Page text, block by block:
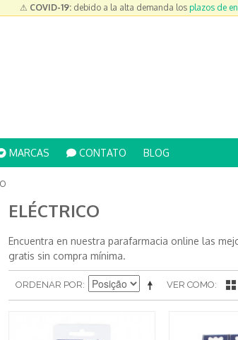
⚠ COVID-19: debido a la alta demanda los plazos de
MARCAS CONTATO BLOG
ELÉCTRICO
Encuentra en nuestra parafarmacia online las
gratis sin compra mínima.
VER COMO
ORDENAR POR